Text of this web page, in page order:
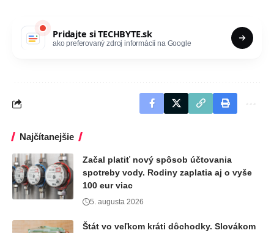
Pridajte siTECHBYTE.sk
ako preferovaný zdroj informácií na Google
Najčítanejšie
Začal platiť nový spôsob účtovania
spotreby vody. Rodiny zaplatia aj o vyše
100 eur viac
5. augusta 2026
Štát vo veľkom kráti dôchodky. Slovákom